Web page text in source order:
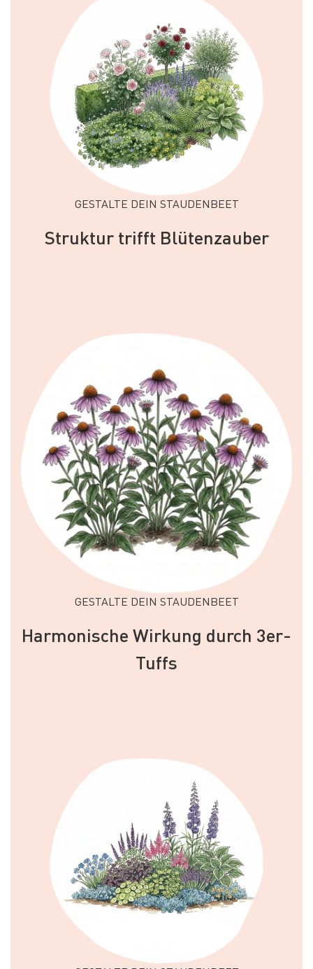
GESTALTE DEIN STAUDENBEET
Struktur trifft Blütenzauber
GESTALTE DEIN STAUDENBEET
Harmonische Wirkung durch 3er-
Tuffs